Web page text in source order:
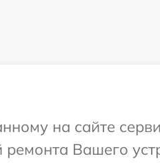
на сайте
Вашего